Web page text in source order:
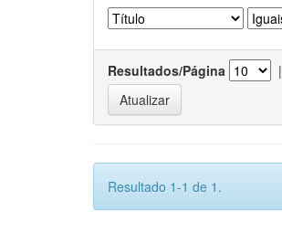
Resultados/Página |
Resultado 1-1 de 1.